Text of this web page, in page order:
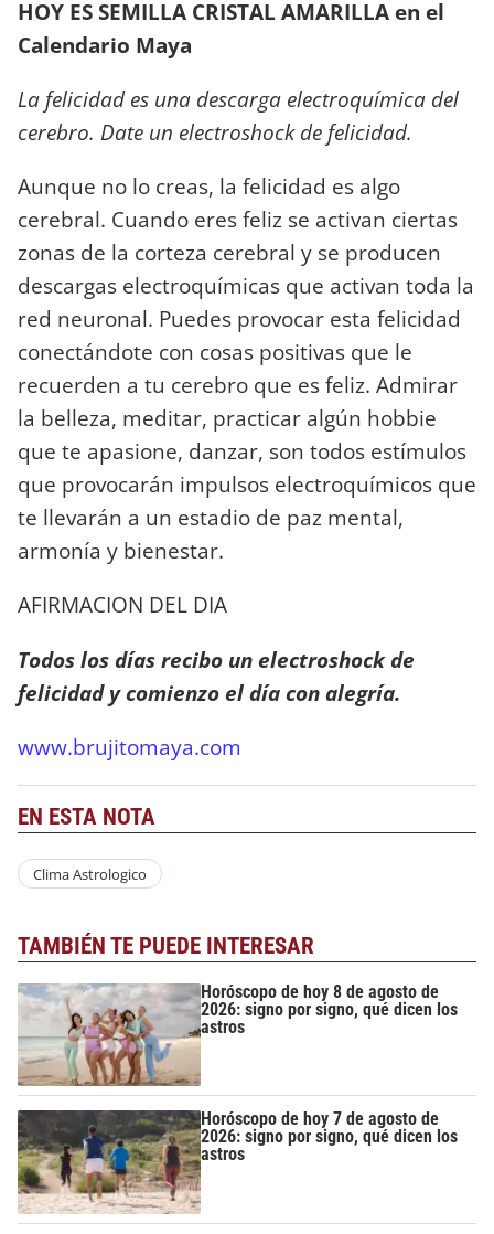
HOY ES SEMILLA CRISTAL AMARILLA en el
Calendario Maya
La felicidad es una descarga electroquímica del
cerebro. Date un electroshock de felicidad.
Aunque no lo creas, la felicidad es algo
cerebral. Cuando eres feliz se activan ciertas
zonas de la corteza cerebral y se producen
descargas electroquímicas que activan toda la
red neuronal. Puedes provocar esta felicidad
conectándote con cosas positivas que le
recuerden a tu cerebro que es feliz. Admirar
la belleza, meditar, practicar algún hobbie
que te apasione, danzar, son todos estímulos
que provocarán impulsos electroquímicos que
te llevarán a un estadio de paz mental,
armonía y bienestar.
AFIRMACION DEL DIA
Todos los días recibo un electroshock de
felicidad y comienzo el día con alegría.
www.brujitomaya.com
EN ESTA NOTA
Clima Astrologico
TAMBIÉN TE PUEDE INTERESAR
Horóscopo de hoy 8 de agosto de
2026: signo por signo, qué dicen los
astros
Horóscopo de hoy 7 de agosto de
2026: signo por signo, qué dicen los
astros